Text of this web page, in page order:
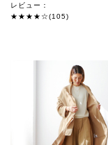
レビュー：
★★★★☆(105)